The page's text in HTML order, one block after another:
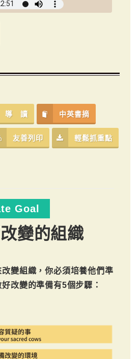
導 讀 中英書摘
友善列印 輕鬆抓重點
Goal
變的組織
變組織，你必須培養他們準
改變的準備有5個步驟：